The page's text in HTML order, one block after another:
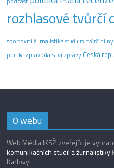
rozhlasové tvůrčí
sportovní žurnalistika studium tvůrčí dílny
politika zpravodajstvízprávyČeská
O webu
Web Média IKSŽ zveřejňuje
komunikačních studií a žurnalistiky
Karlovy.